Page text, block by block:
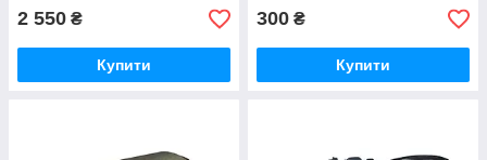
2 550 ₴
Купити
300 ₴
Купити